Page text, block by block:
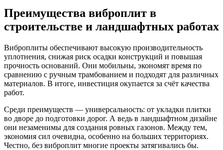
Преимущества виброплит в
строительстве и ландшафтных работах
Виброплиты обеспечивают высокую производительность
уплотнения, снижая риск осадки конструкций и повышая
прочность оснований. Они мобильны, экономят время по
сравнению с ручным трамбованием и подходят для различных
материалов. В итоге, инвестиция окупается за счёт качества
работ.
Среди преимуществ — универсальность: от укладки плитки
во дворе до подготовки дорог. А ведь в ландшафтном дизайне
они незаменимы для создания ровных газонов. Между тем,
экономия сил очевидна, особенно на больших территориях.
Честно, без виброплит многие проекты затягивались бы.